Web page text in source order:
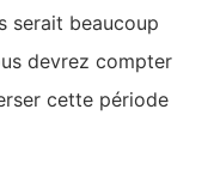
serait beaucoup
devrez compter
cette période